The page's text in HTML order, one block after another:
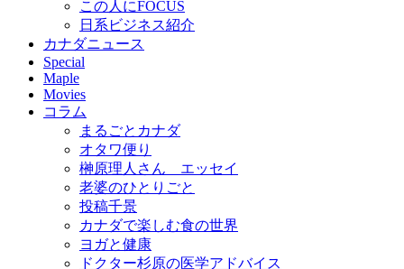
この人にFOCUS
日系ビジネス紹介
カナダニュース
Special
Maple
Movies
コラム
まるごとカナダ
オタワ便り
榊原理人さん エッセイ
老婆のひとりごと
投稿千景
カナダで楽しむ食の世界
ヨガと健康
ドクター杉原の医学アドバイス